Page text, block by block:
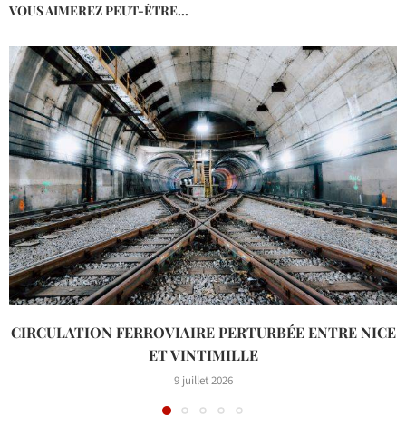
VOUS AIMEREZ PEUT-ÊTRE...
CIRCULATION FERROVIAIRE PERTURBÉE ENTRE NICE
ET VINTIMILLE
9 juillet 2026